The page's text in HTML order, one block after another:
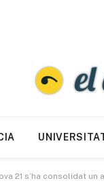
21 s’ha consolidat